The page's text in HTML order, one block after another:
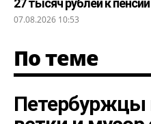
07.08.2026 10:53
По теме
Петербуржцы